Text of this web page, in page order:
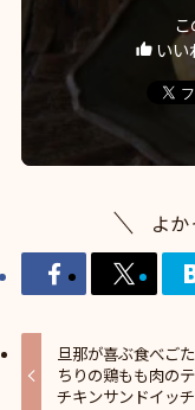
いい
よ
旦那が喜ぶ食べご
ちりの鶏もも肉の
チキンサンドイッ